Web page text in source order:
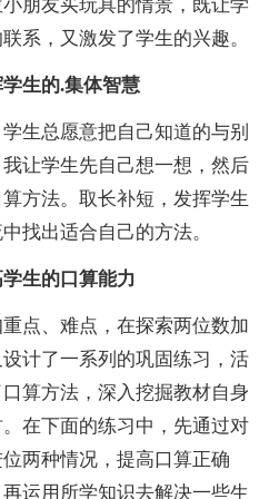
朋友买玩具的情景，既让学
系，又激发了学生的兴趣。
生的.集体智慧
总愿意把自己知道的与别
让学生先自己想一想，然后
方法。取长补短，发挥学生
找出适合自己的方法。
生的口算能力
、难点，在探索两位数加
计了一系列的巩固练习，活
算方法，深入挖掘教材自身
在下面的练习中，先通过对
两种情况，提高口算正确
运用所学知识去解决一些生